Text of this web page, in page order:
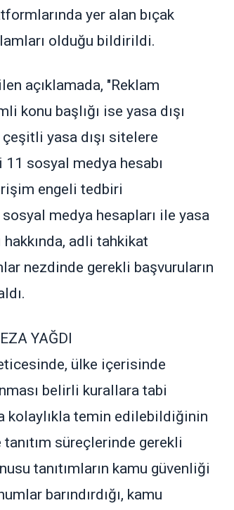
yer alan bıçak
olduğu bildirildi.
açıklamada, "Reklam
konu başlığı ise yasa dışı
yasa dışı sitelere
sosyal medya hesabı
engeli tedbiri
medya hesapları ile yasa
adli tahkikat
nezdinde gerekli başvuruların
YAĞDI
ülke içerisinde
belirli kurallara tabi
kolaylıkla temin edilebildiğinin
süreçlerinde gerekli
tanıtımların kamu güvenliği
barındırdığı, kamu